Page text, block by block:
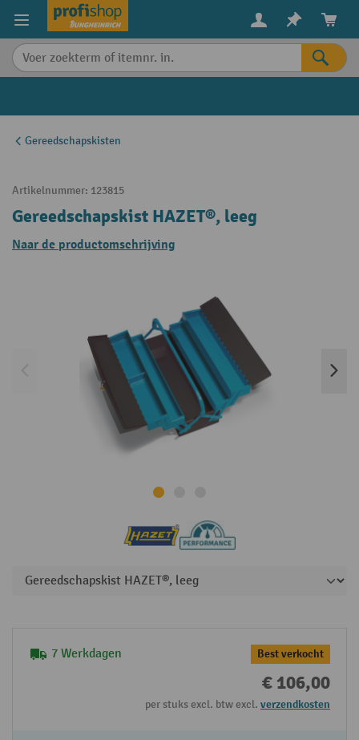
content
Gereedschapskisten
Artikelnummer: 123815
Gereedschapskist HAZET®, leeg
Naar de productomschrijving
7 Werkdagen Best verkocht
€ 106,00
per stuks excl. btw excl. verzendkosten